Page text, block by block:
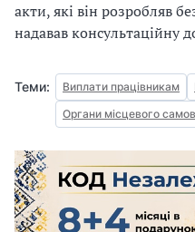
акти, які він розробляв
надавав консультаційну
Теми: Виплати працівникам
Органи місцевого